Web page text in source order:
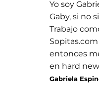
Yo soy
Gaby, si no
Trabajo
entonces
en hard
Gabriela